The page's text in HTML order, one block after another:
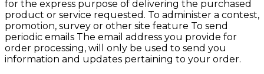
for the express purpose of delivering the purchased
product or service requested. To administer a contest,
promotion, survey or other site feature To send
periodic emails The email address you provide for
order processing, will only be used to send you
information and updates pertaining to your order.